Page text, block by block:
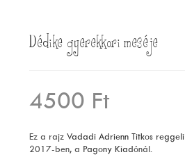
Dédike gyerekkori meséje
4500 Ft
Ez a rajzVadadi Adrienn Titkos reggeli
2017-ben, a Pagony Kiadónál.